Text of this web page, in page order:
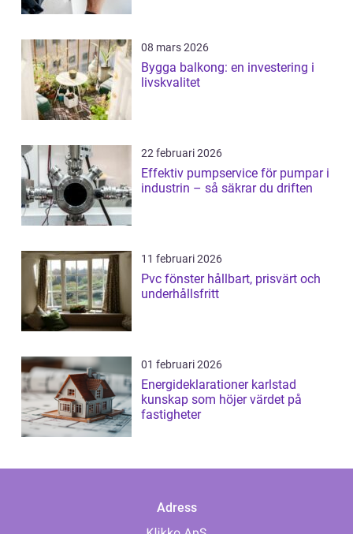
08 mars 2026
Bygga balkong: en investering i
livskvalitet
22 februari 2026
Effektiv pumpservice för pumpar i
industrin – så säkrar du driften
11 februari 2026
Pvc fönster hållbart, prisvärt och
underhållsfritt
01 februari 2026
Energideklarationer karlstad
kunskap som höjer värdet på
fastigheter
Adress